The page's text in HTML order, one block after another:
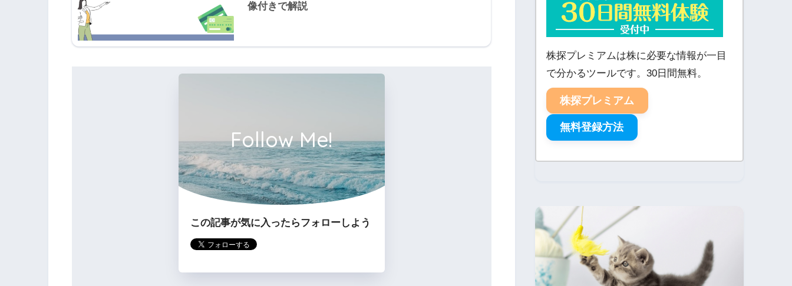
人間ドックの受診で異常が認められ、医師の指示の下でその治療を目的として入院
した場合、その入院は、医療保険の入院給付金の支払対象となる。
像付きで解説
Follow Me!
この記事が気に入ったらフォローしよう
株探プレミアムは株に必要な情報が一目
で分かるツールです。30日間無料。
株探プレミアム
無料登録方法